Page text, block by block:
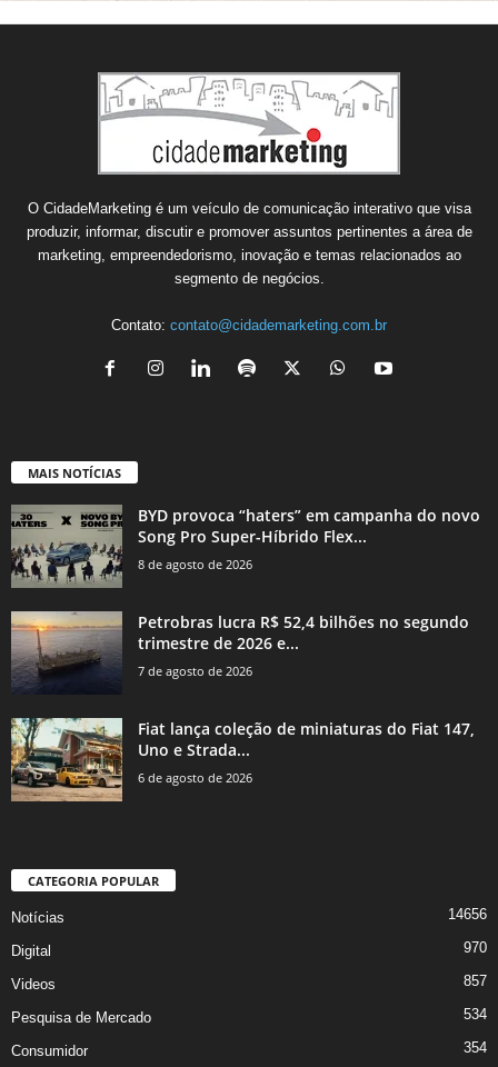
O CidadeMarketing é um veículo de comunicação interativo que visa
produzir, informar, discutir e promover assuntos pertinentes a área de
marketing, empreendedorismo, inovação e temas relacionados ao
segmento de negócios.
Contato: contato@cidademarketing.com.br
MAIS NOTÍCIAS
BYD provoca “haters” em campanha do novo
Song Pro Super-Híbrido Flex...
8 de agosto de 2026
Petrobras lucra R$ 52,4 bilhões no segundo
trimestre de 2026 e...
7 de agosto de 2026
Fiat lança coleção de miniaturas do Fiat 147,
Uno e Strada...
6 de agosto de 2026
CATEGORIA POPULAR
Notícias 14656
Digital 970
Videos 857
Pesquisa de Mercado 534
Consumidor 354